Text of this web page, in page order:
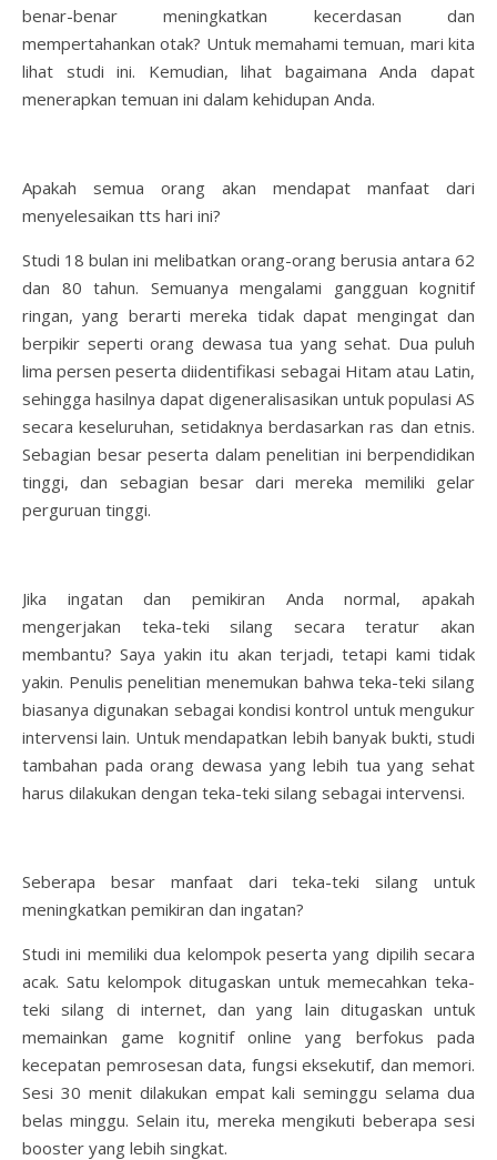
benar-benar meningkatkan kecerdasan dan
mempertahankan otak? Untuk memahami temuan, mari kita
lihat studi ini. Kemudian, lihat bagaimana Anda dapat
menerapkan temuan ini dalam kehidupan Anda.
Apakah semua orang akan mendapat manfaat dari
menyelesaikan tts hari ini?
Studi 18 bulan ini melibatkan orang-orang berusia antara 62
dan 80 tahun. Semuanya mengalami gangguan kognitif
ringan, yang berarti mereka tidak dapat mengingat dan
berpikir seperti orang dewasa tua yang sehat. Dua puluh
lima persen peserta diidentifikasi sebagai Hitam atau Latin,
sehingga hasilnya dapat digeneralisasikan untuk populasi AS
secara keseluruhan, setidaknya berdasarkan ras dan etnis.
Sebagian besar peserta dalam penelitian ini berpendidikan
tinggi, dan sebagian besar dari mereka memiliki gelar
perguruan tinggi.
Jika ingatan dan pemikiran Anda normal, apakah
mengerjakan teka-teki silang secara teratur akan
membantu? Saya yakin itu akan terjadi, tetapi kami tidak
yakin. Penulis penelitian menemukan bahwa teka-teki silang
biasanya digunakan sebagai kondisi kontrol untuk mengukur
intervensi lain. Untuk mendapatkan lebih banyak bukti, studi
tambahan pada orang dewasa yang lebih tua yang sehat
harus dilakukan dengan teka-teki silang sebagai intervensi.
Seberapa besar manfaat dari teka-teki silang untuk
meningkatkan pemikiran dan ingatan?
Studi ini memiliki dua kelompok peserta yang dipilih secara
acak. Satu kelompok ditugaskan untuk memecahkan teka-
teki silang di internet, dan yang lain ditugaskan untuk
memainkan game kognitif online yang berfokus pada
kecepatan pemrosesan data, fungsi eksekutif, dan memori.
Sesi 30 menit dilakukan empat kali seminggu selama dua
belas minggu. Selain itu, mereka mengikuti beberapa sesi
booster yang lebih singkat.